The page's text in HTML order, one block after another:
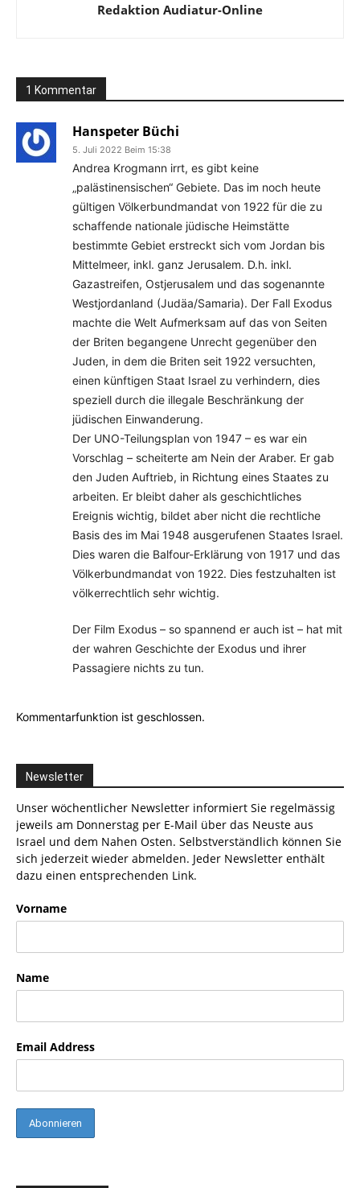
Redaktion Audiatur-Online
1 Kommentar
Hanspeter Büchi
5. Juli 2022 Beim 15:38
Andrea Krogmann irrt, es gibt keine
„palästinensischen“ Gebiete. Das im noch heute
gültigen Völkerbundmandat von 1922 für die zu
schaffende nationale jüdische Heimstätte
bestimmte Gebiet erstreckt sich vom Jordan bis
Mittelmeer, inkl. ganz Jerusalem. D.h. inkl.
Gazastreifen, Ostjerusalem und das sogenannte
Westjordanland (Judäa/Samaria). Der Fall Exodus
machte die Welt Aufmerksam auf das von Seiten
der Briten begangene Unrecht gegenüber den
Juden, in dem die Briten seit 1922 versuchten,
einen künftigen Staat Israel zu verhindern, dies
speziell durch die illegale Beschränkung der
jüdischen Einwanderung.
Der UNO-Teilungsplan von 1947 – es war ein
Vorschlag – scheiterte am Nein der Araber. Er gab
den Juden Auftrieb, in Richtung eines Staates zu
arbeiten. Er bleibt daher als geschichtliches
Ereignis wichtig, bildet aber nicht die rechtliche
Basis des im Mai 1948 ausgerufenen Staates Israel.
Dies waren die Balfour-Erklärung von 1917 und das
Völkerbundmandat von 1922. Dies festzuhalten ist
völkerrechtlich sehr wichtig.
Der Film Exodus – so spannend er auch ist – hat mit
der wahren Geschichte der Exodus und ihrer
Passagiere nichts zu tun.
Kommentarfunktion ist geschlossen.
Newsletter
Unser wöchentlicher Newsletter informiert Sie regelmässig
jeweils am Donnerstag per E-Mail über das Neuste aus
Israel und dem Nahen Osten. Selbstverständlich können Sie
sich jederzeit wieder abmelden. Jeder Newsletter enthält
dazu einen entsprechenden Link.
Vorname
Name
Email Address